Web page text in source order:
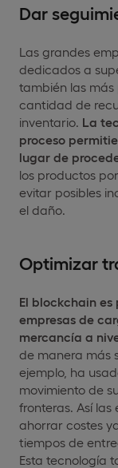
Dar
Las grandes
dedicados a
también las
cantidad de
inventario. La
proceso
lugar de
los productos
evitar posibles
el daño.
Optimizar
El blockchain
empresas de
mercancía a
de manera más
ejemplo, ha
movimiento de
fronteras. Así
ahorrar costes
tiempos de
Esta tecnología